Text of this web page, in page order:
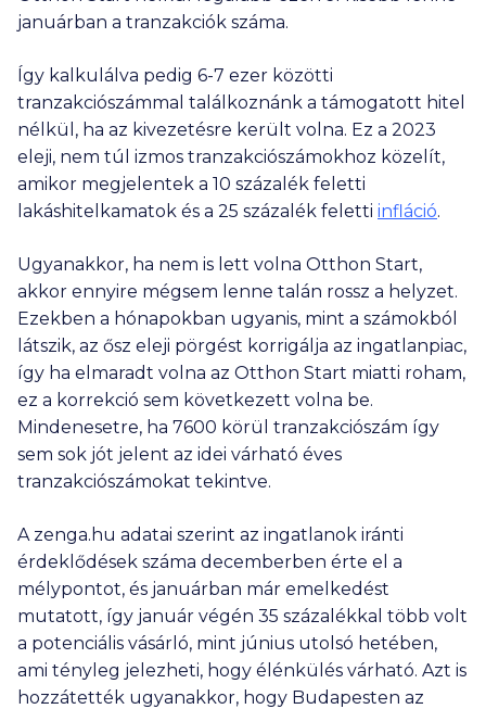
januárban a tranzakciók száma.
Így kalkulálva pedig 6-7 ezer közötti
tranzakciószámmal találkoznánk a támogatott hitel
nélkül, ha az kivezetésre került volna. Ez a 2023
eleji, nem túl izmos tranzakciószámokhoz közelít,
amikor megjelentek a 10 százalék feletti
lakáshitelkamatok és a 25 százalék feletti infláció.
Ugyanakkor, ha nem is lett volna Otthon Start,
akkor ennyire mégsem lenne talán rossz a helyzet.
Ezekben a hónapokban ugyanis, mint a számokból
látszik, az ősz eleji pörgést korrigálja az ingatlanpiac,
így ha elmaradt volna az Otthon Start miatti roham,
ez a korrekció sem következett volna be.
Mindenesetre, ha 7600 körül tranzakciószám így
sem sok jót jelent az idei várható éves
tranzakciószámokat tekintve.
A zenga.hu adatai szerint az ingatlanok iránti
érdeklődések száma decemberben érte el a
mélypontot, és januárban már emelkedést
mutatott, így január végén 35 százalékkal több volt
a potenciális vásárló, mint június utolsó hetében,
ami tényleg jelezheti, hogy élénkülés várható. Azt is
hozzátették ugyanakkor, hogy Budapesten az